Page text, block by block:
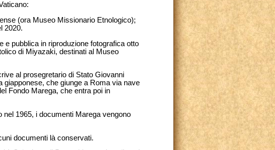
(ora Museo Missionario Etnolo­gico);
2020.
pubblica in riproduzione fotografica otto
di Miyazaki, destinati al Museo
al prosegretario di Stato Giovanni
giapponese, che giunge a Roma via nave
Fondo Marega, che entra poi in
nel 1965, i documenti Marega vengono
documenti là conservati.